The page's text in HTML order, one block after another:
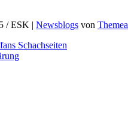
/ ESK | Newsblogs von
Schachseiten